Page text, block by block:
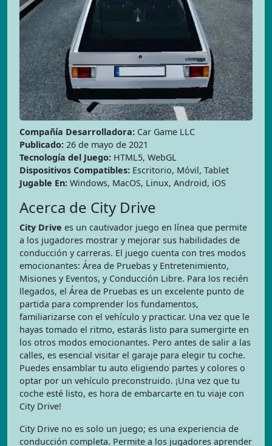
Compañía Desarrolladora: Car Game LLC
Publicado: 26 de mayo de 2021
Tecnología del Juego: HTML5, WebGL
Dispositivos Compatibles: Escritorio, Móvil, Tablet
Jugable En: Windows, MacOS, Linux, Android, iOS
Acerca de City Drive
City Drive es un cautivador juego en línea que permite
a los jugadores mostrar y mejorar sus habilidades de
conducción y carreras. El juego cuenta con tres modos
emocionantes: Área de Pruebas y Entretenimiento,
Misiones y Eventos, y Conducción Libre. Para los recién
llegados, el Área de Pruebas es un excelente punto de
partida para comprender los fundamentos,
familiarizarse con el vehículo y practicar. Una vez que le
hayas tomado el ritmo, estarás listo para sumergirte en
los otros modos emocionantes. Pero antes de salir a las
calles, es esencial visitar el garaje para elegir tu coche.
Puedes ensamblar tu auto eligiendo partes y colores o
optar por un vehículo preconstruido. ¡Una vez que tu
coche esté listo, es hora de embarcarte en tu viaje con
City Drive!
City Drive no es solo un juego; es una experiencia de
conducción completa. Permite a los jugadores aprender